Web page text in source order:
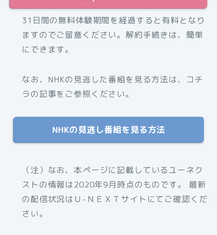
31日間の無料体験期間を経過すると有料となり
ますのでご留意ください。解約手続きは、簡単
にできます。
なお、NHKの見逃した番組を見る方法は、コチ
ラの記事をご参照ください。
NHKの見逃し番組を見る方法
（注）なお、本ページに記載しているユーネク
ストの情報は2020年9月時点のものです。 最新
の配信状況はＵ-ＮＥＸＴサイトにてご確認くだ
さい。